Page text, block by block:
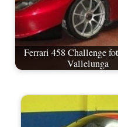
Ferrari 458 Challenge
Vallelunga